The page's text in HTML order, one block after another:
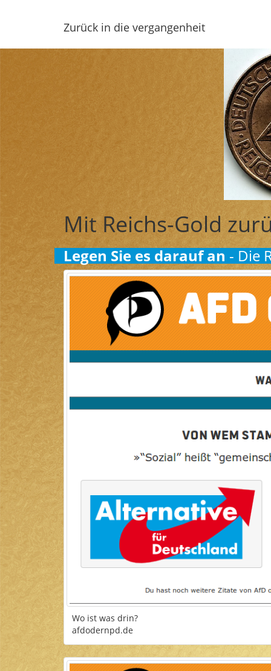
Zurück in die vergangenheit
Mit Reichs-Gold
Legen Sie es darauf an - Die
Wo ist was drin?
afdodernpd.de